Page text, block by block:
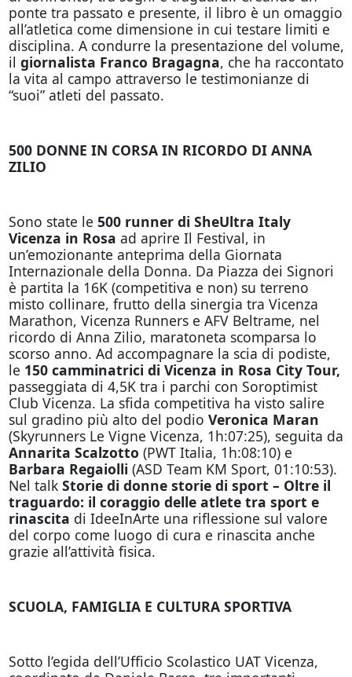
ponte tra passato e presente, il libro è un omaggio
all’atletica come dimensione in cui testare limiti e
disciplina. A condurre la presentazione del volume,
il giornalista Franco Bragagna, che ha raccontato
la vita al campo attraverso le testimonianze di
“suoi” atleti del passato.
500 DONNE IN CORSA IN RICORDO DI ANNA
ZILIO
Sono state le 500 runner di SheUltra Italy
Vicenza in Rosa ad aprire Il Festival, in
un’emozionante anteprima della Giornata
Internazionale della Donna. Da Piazza dei Signori
è partita la 16K (competitiva e non) su terreno
misto collinare, frutto della sinergia tra Vicenza
Marathon, Vicenza Runners e AFV Beltrame, nel
ricordo di Anna Zilio, maratoneta scomparsa lo
scorso anno. Ad accompagnare la scia di podiste,
le 150 camminatrici di Vicenza in Rosa City Tour,
passeggiata di 4,5K tra i parchi con Soroptimist
Club Vicenza. La sfida competitiva ha visto salire
sul gradino più alto del podio Veronica Maran
(Skyrunners Le Vigne Vicenza, 1h:07:25), seguita da
Annarita Scalzotto (PWT Italia, 1h:08:10) e
Barbara Regaiolli (ASD Team KM Sport, 01:10:53).
Nel talk Storie di donne storie di sport – Oltre il
traguardo: il coraggio delle atlete tra sport e
rinascita di IdeeInArte una riflessione sul valore
del corpo come luogo di cura e rinascita anche
grazie all’attività fisica.
SCUOLA, FAMIGLIA E CULTURA SPORTIVA
Sotto l’egida dell’Ufficio Scolastico UAT Vicenza,